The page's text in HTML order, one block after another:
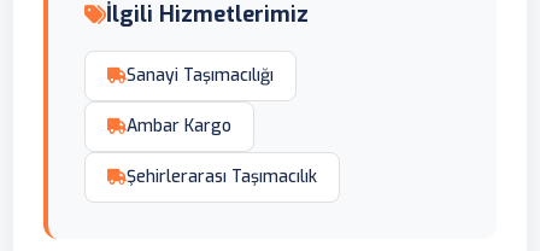
İlgili Hizmetlerimiz
Sanayi Taşımacılığı
Ambar Kargo
Şehirlerarası Taşımacılık